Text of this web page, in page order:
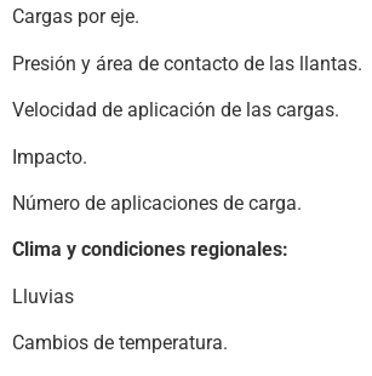
Cargas por eje.
Presión y área de contacto de las llantas.
Velocidad de aplicación de las cargas.
Impacto.
Número de aplicaciones de carga.
Clima y condiciones regionales:
Lluvias
Cambios de temperatura.